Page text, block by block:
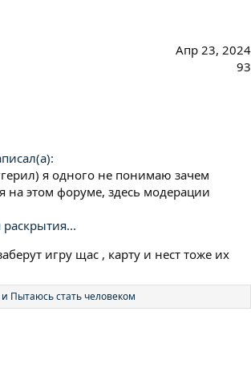
Апр 23, 2024
93
я одного не понимаю зачем
на этом форуме, здесь модерации
игру щас , карту и нест тоже их
и Пытаюсь стать человеком